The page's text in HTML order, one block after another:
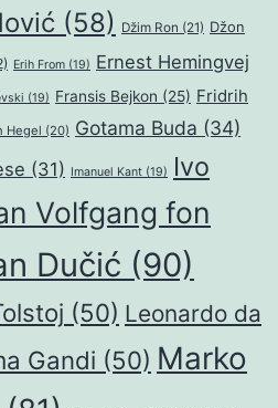
(58) Džim Ron (21) Džon
Erih From (19) Ernest Hemingvej
(19) Fransis Bejkon (25) Fridrih
Hegel (20) Gotama Buda (34)
(31) Imanuel Kant (19)
Ivo
Volfgang fon
Dučić (90)
(50) Leonardo da
Gandi (50) Marko